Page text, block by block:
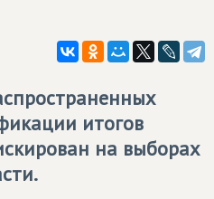
итогов
на выборах